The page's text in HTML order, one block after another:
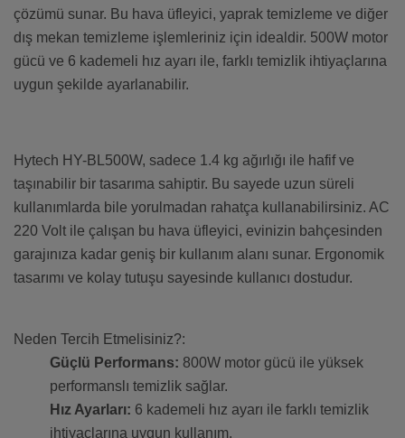
çözümü sunar. Bu hava üfleyici, yaprak temizleme ve diğer
dış mekan temizleme işlemleriniz için idealdir. 500W motor
gücü ve 6 kademeli hız ayarı ile, farklı temizlik ihtiyaçlarına
uygun şekilde ayarlanabilir.
Hytech HY-BL500W, sadece 1.4 kg ağırlığı ile hafif ve
taşınabilir bir tasarıma sahiptir. Bu sayede uzun süreli
kullanımlarda bile yorulmadan rahatça kullanabilirsiniz. AC
220 Volt ile çalışan bu hava üfleyici, evinizin bahçesinden
garajınıza kadar geniş bir kullanım alanı sunar. Ergonomik
tasarımı ve kolay tutuşu sayesinde kullanıcı dostudur.
Neden Tercih Etmelisiniz?:
Güçlü Performans: 800W motor gücü ile yüksek
performanslı temizlik sağlar.
Hız Ayarları: 6 kademeli hız ayarı ile farklı temizlik
ihtiyaçlarına uygun kullanım.